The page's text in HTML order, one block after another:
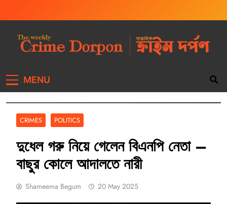
The Weekly Crime
Dorpon
MENU
CRIMES POLITICS
দুধেল গরু নিয়ে গেলেন বিএনপি নেতা –
বাছুর কোলে আদালতে নারী
Shameema Begum 20 May 2025